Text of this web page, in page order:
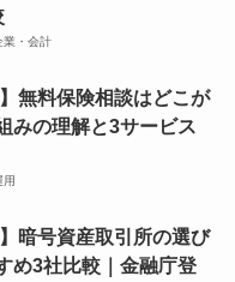
業・会計
】無料保険相談はどこが
みの理解と3サービス
用
】暗号資産取引所の選び
め3社比較｜金融庁登